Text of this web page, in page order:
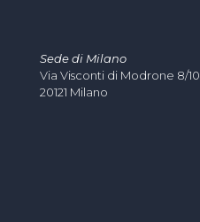
Sede di Milano
Via Visconti di Modrone 8/10
20121 Milano